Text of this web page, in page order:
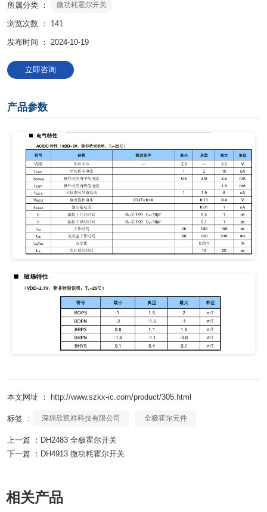
所属分类 ： 微功耗霍尔开关
浏览次数 ： 141
发布时间 ： 2024-10-19
立即咨询
产品参数
本文网址 ： http://www.szkx-ic.com/product/305.html
标签 ： 深圳欣凯祥科技有限公司 全极霍尔元件
上一篇 ： DH2483 全极霍尔开关
下一篇 ： DH4913 微功耗霍尔开关
相关产品